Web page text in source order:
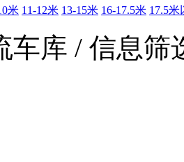
米 11-12米 13-15米 16-17.5米 17.5米
车库 / 信息筛